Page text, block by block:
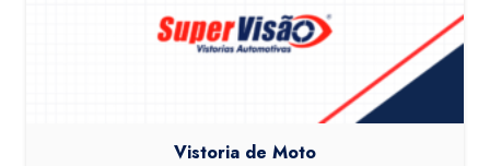
Vistoria de Moto